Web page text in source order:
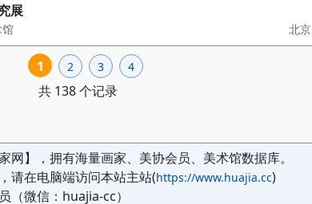
展
北京
1 2 3 4
共 138 个记录
网】，拥有海量画家、美协会员、美术馆数据库。
请在电脑端访问本站主站(https://www.huajia.cc)
（微信：huajia-cc）